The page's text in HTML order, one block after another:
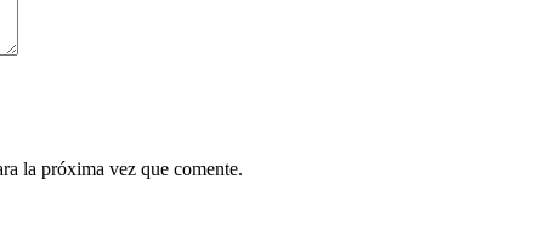
la próxima vez que comente.